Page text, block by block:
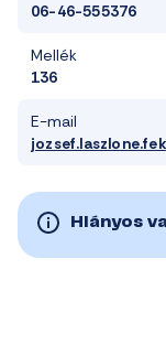
06-46-555376
Mellék
136
E-mail
Hiányos